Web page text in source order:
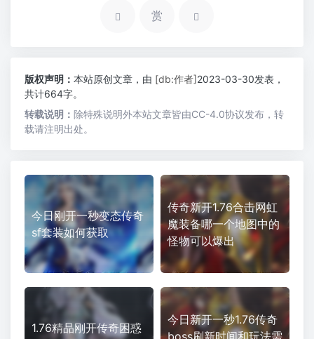
赏
版权声明： 本站原创文章，由 [db:作者]2023-03-30发表，
共计664字。
转载说明： 除特殊说明外本站文章皆由CC-4.0协议发布，转
载请注明出处。
今日刚开一秒变态传奇
sf套装如何获取
传奇新开1.76合击网虹
魔装备哪一个地图中的
怪物可以爆出
1.76精品刚开传奇困惑
今日新开一秒1.76传奇
boss刷新时间和玩法需